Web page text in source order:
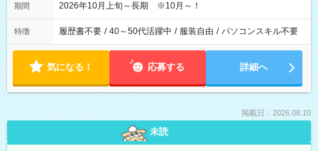
期間 2026年10月上旬～長期 ※10月～！
特徴 履歴書不要 / 40～50代活躍中 / 服装自由 / パソコンスキル不要
気になる！ 応募する 詳細へ
掲載日：2026.08.10
未読